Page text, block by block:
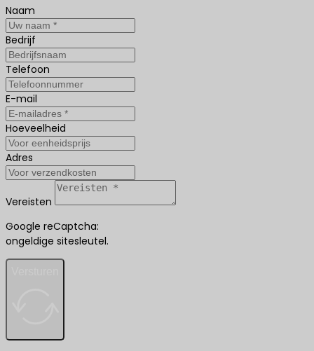
Naam
Bedrijf
Telefoon
E-mail
Hoeveelheid
Adres
Vereisten
Google reCaptcha:
ongeldige sitesleutel.